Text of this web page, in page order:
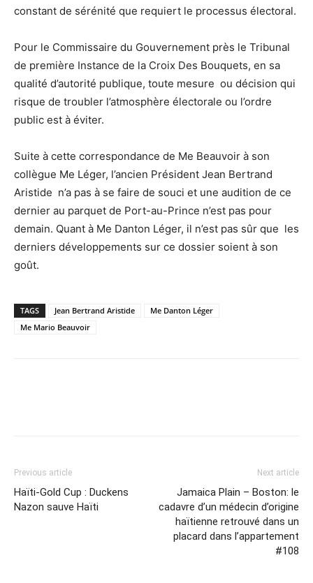
constant de sérénité que requiert le processus électoral.
Pour le Commissaire du Gouvernement près le Tribunal
de première Instance de la Croix Des Bouquets, en sa
qualité d’autorité publique, toute mesure ou décision qui
risque de troubler l’atmosphère électorale ou l’ordre
public est à éviter.
Suite à cette correspondance de Me Beauvoir à son
collègue Me Léger, l’ancien Président Jean Bertrand
Aristide n’a pas à se faire de souci et une audition de ce
dernier au parquet de Port-au-Prince n’est pas pour
demain. Quant à Me Danton Léger, il n’est pas sûr que les
derniers développements sur ce dossier soient à son
goût.
TAGS Jean Bertrand Aristide
Me Danton Léger
Me Mario Beauvoir
Previous article
Haïti-Gold Cup : Duckens
Nazon sauve Haïti
Next article
Jamaica Plain – Boston: le
cadavre d’un médecin d’origine
haïtienne retrouvé dans un
placard dans l’appartement
#108